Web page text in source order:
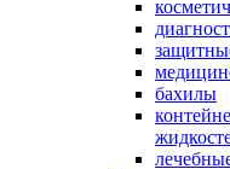
бахилы